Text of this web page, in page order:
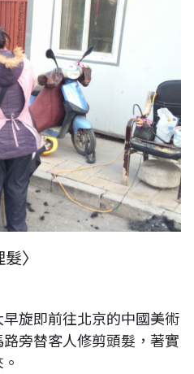
〉
旋即前往北京的中國美術
旁替客人修剪頭髮，著實